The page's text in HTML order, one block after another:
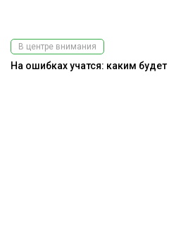
В центре внимания
На ошибках учатся: каким